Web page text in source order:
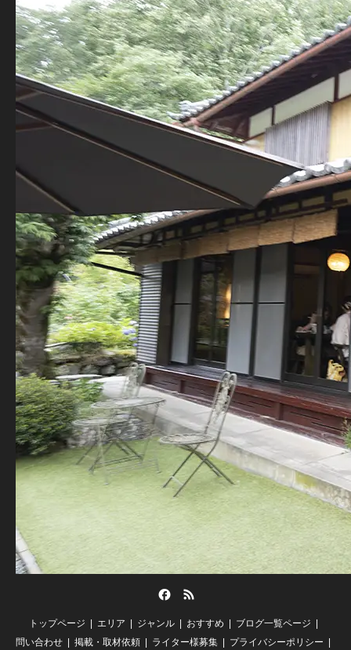
トップページ エリア ジャンル おすすめ
ブログ一覧ページ
問い合わせ
掲載・取材依頼 ライター様募集
プライバシーポリシー